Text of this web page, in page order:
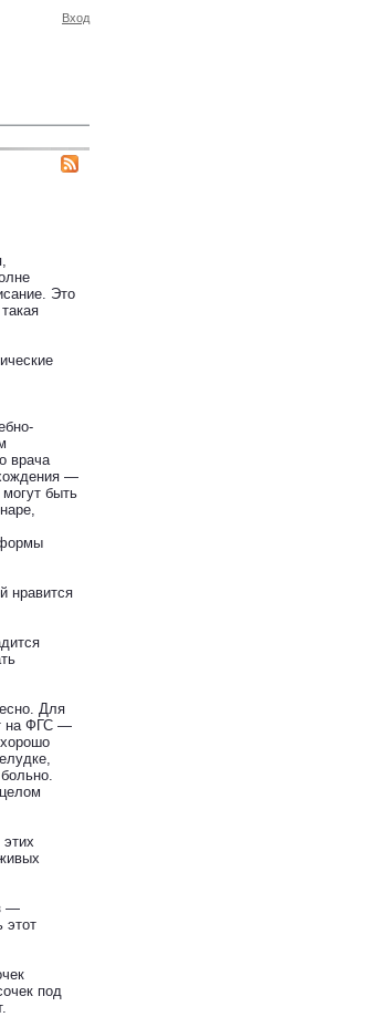
Вход
Это
врача
—
быть
формы
нравится
Для
на ФГС —
—
этот
под